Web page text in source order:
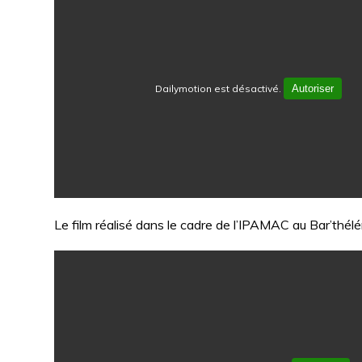
Dailymotion est désactivé. Autoriser
Le film réalisé dans le cadre de l’IPAMAC au